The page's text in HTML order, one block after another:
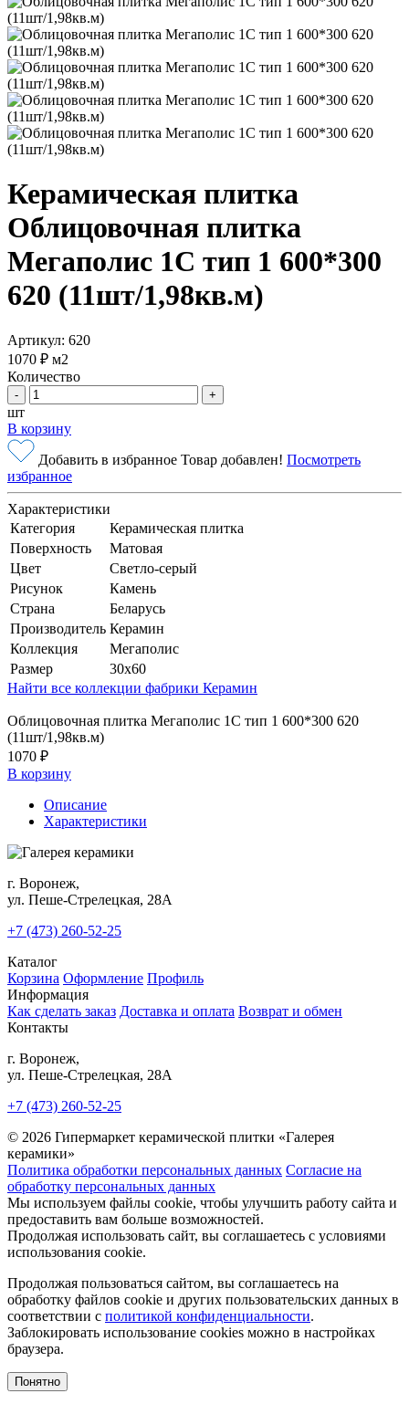
Керамическая плитка
Облицовочная плитка
Мегаполис 1С тип 1 600*300
620 (11шт/1,98кв.м)
Артикул: 620
1070 ₽ м2
Количество
- +
шт
В корзину
Добавить в избранное Товар добавлен! Посмотреть
избранное
Характеристики
Категория
Керамическая плитка
Поверхность
Матовая
Цвет
Светло-серый
Рисунок
Камень
Страна
Беларусь
Производитель Керамин
Коллекция
Мегаполис
Размер
30x60
Найти все коллекции фабрики Керамин
Облицовочная плитка Мегаполис 1С тип 1 600*300 620
(11шт/1,98кв.м)
1070 ₽
В корзину
Описание
Характеристики
г. Воронеж,
ул. Пеше-Cтрелецкая, 28А
+7 (473) 260-52-25
Каталог
Корзина Оформление Профиль
Информация
Как сделать заказ Доставка и оплата Возврат и обмен
Контакты
г. Воронеж,
ул. Пеше-Cтрелецкая, 28А
+7 (473) 260-52-25
© 2026 Гипермаркет керамической плитки «Галерея
керамики»
Политика обработки персональных данных Согласие на
обработку персональных данных
Мы используем файлы cookie, чтобы улучшить работу сайта и
предоставить вам больше возможностей.
Продолжая использовать сайт, вы соглашаетесь с условиями
использования cookie.
Продолжая пользоваться сайтом, вы соглашаетесь на
обработку файлов cookie и других пользовательских данных в
соответствии с политикой конфиденциальности.
Заблокировать использование cookies можно в настройках
браузера.
Понятно